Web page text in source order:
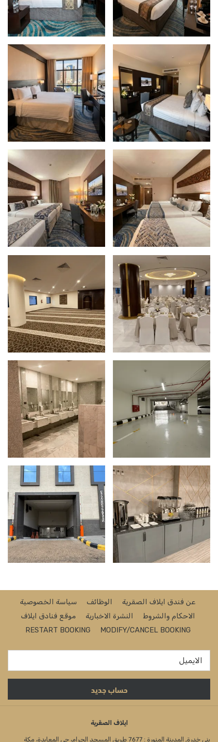
عن فندق ايلاف الصقرية الوظائف
سياسة الخصوصية
الاحكام والشروط
النشرة الاخبارية موقع فنادق ايلافيفتح
تبويب
MODIFY/CANCEL BOOKING
RESTART BOOKING
حساب جديد
ايلاف الصقرية
بني خدرة, المدينة المنورة : 7677 طريق المسجد الحرام، حي المعابدة، مكة